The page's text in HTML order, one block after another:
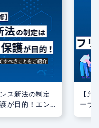
ス新法の制定
が目的！エン
【弁
ーラ